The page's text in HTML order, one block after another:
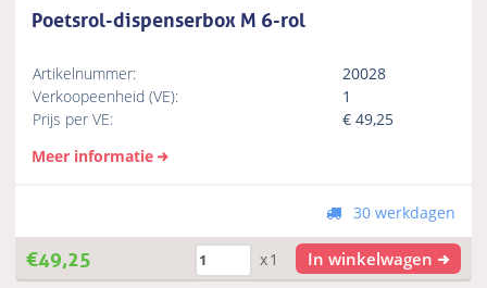
Poetsrol-dispenserbox M 6-rol
Artikelnummer:
20028
Verkoopeenheid (VE):
1
Prijs per VE:
€49,25
Meer informatie
30 werkdagen
€49,25 x1 In winkelwagen